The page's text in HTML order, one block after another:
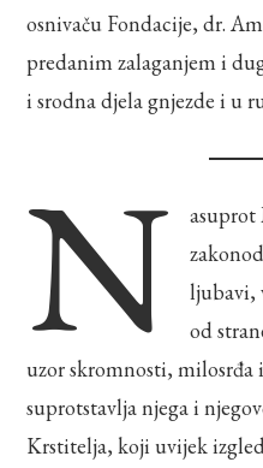
osnivaču Fondacije, dr.
predanim zalaganjem i
i srodna djela gnjezde i u
N
asuprot
ljubavi,
od
uzor skromnosti, milosrđa
suprotstavlja njega i
Krstitelja, koji uvijek